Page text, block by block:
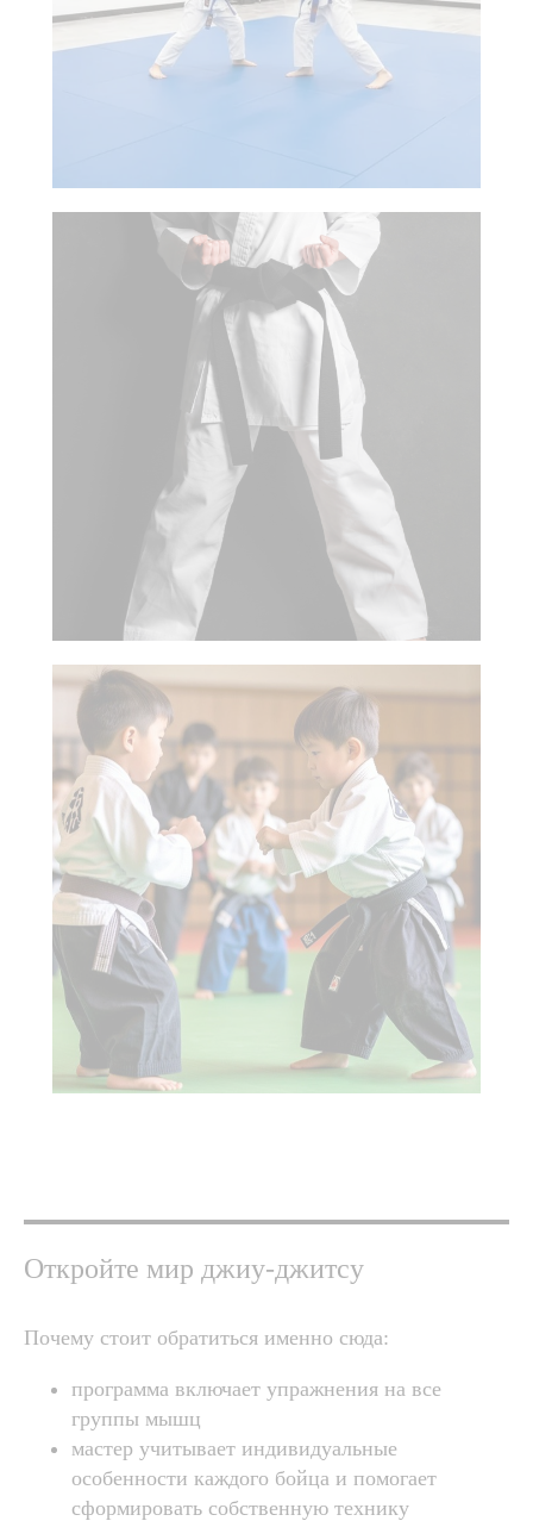
Откройте мир джиу-джитсу
Почему стоит обратиться именно сюда:
программа включает упражнения на все
группы мышц
мастер учитывает индивидуальные
особенности каждого бойца и помогает
сформировать собственную технику